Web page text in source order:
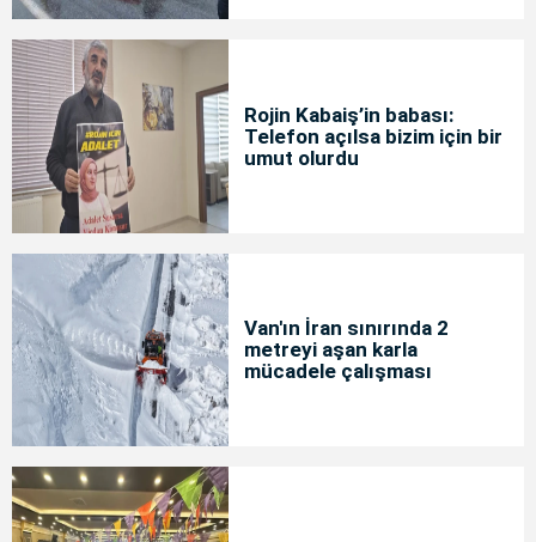
Rojin Kabaiş’in babası:
Telefon açılsa bizim için bir
umut olurdu
Van'ın İran sınırında 2
metreyi aşan karla
mücadele çalışması